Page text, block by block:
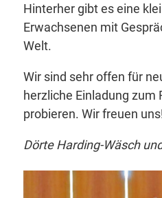
Hinterher gibt es eine
Erwachsenen mit
Welt.
Wir sind sehr offen für
herzliche Einladung zum
probieren. Wir freuen
Dörte Harding-Wäsch